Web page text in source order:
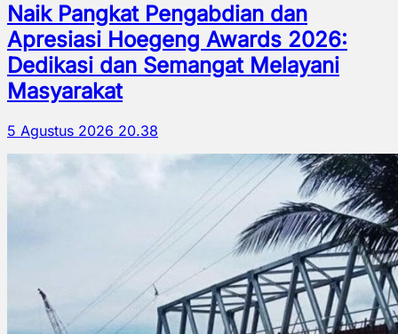
Naik Pangkat Pengabdian dan
Apresiasi Hoegeng Awards 2026:
Dedikasi dan Semangat Melayani
Masyarakat
5 Agustus 2026 20.38